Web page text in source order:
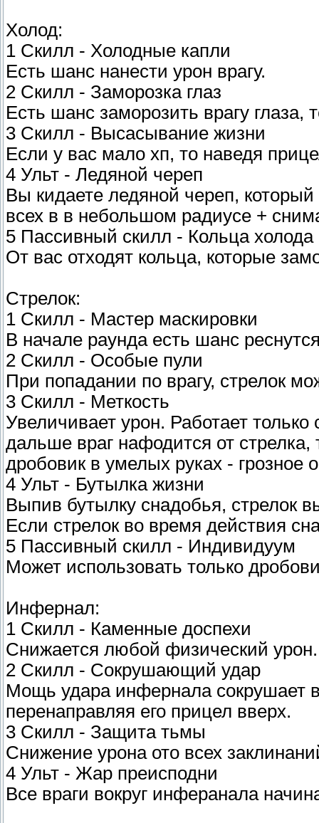
Холод:
1 Скилл - Холодные капли
Есть шанс нанести урон врагу.
2 Скилл - Заморозка глаз
Есть шанс заморозить врагу глаза,
3 Скилл - Высасывание жизни
Если у вас мало хп, то наведя
4 Ульт - Ледяной череп
Вы кидаете ледяной череп,
всех в в небольшом радиусе +
5 Пассивный скилл - Кольца холода
От вас отходят кольца, которые
Стрелок:
1 Скилл - Мастер маскировки
В начале раунда есть шанс
2 Скилл - Особые пули
При попадании по врагу, стрелок
3 Скилл - Меткость
Увеличивает урон. Работает
дальше враг нафодится от
дробовик в умелых руках - грозное
4 Ульт - Бутылка жизни
Выпив бутылку снадобья, стрелок
Если стрелок во время действия
5 Пассивный скилл - Индивидуум
Может использовать только
Инфернал:
1 Скилл - Каменные доспехи
Снижается любой физический урон.
2 Скилл - Сокрушающий удар
Мощь удара инфернала сокрушает
перенаправляя его прицел вверх.
3 Скилл - Защита тьмы
Снижение урона ото всех
4 Ульт - Жар преисподни
Все враги вокруг инферанала